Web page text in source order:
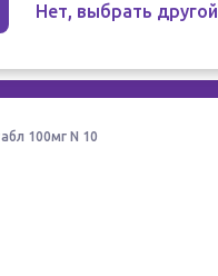
Нет, выбрать другой
100мг N 10